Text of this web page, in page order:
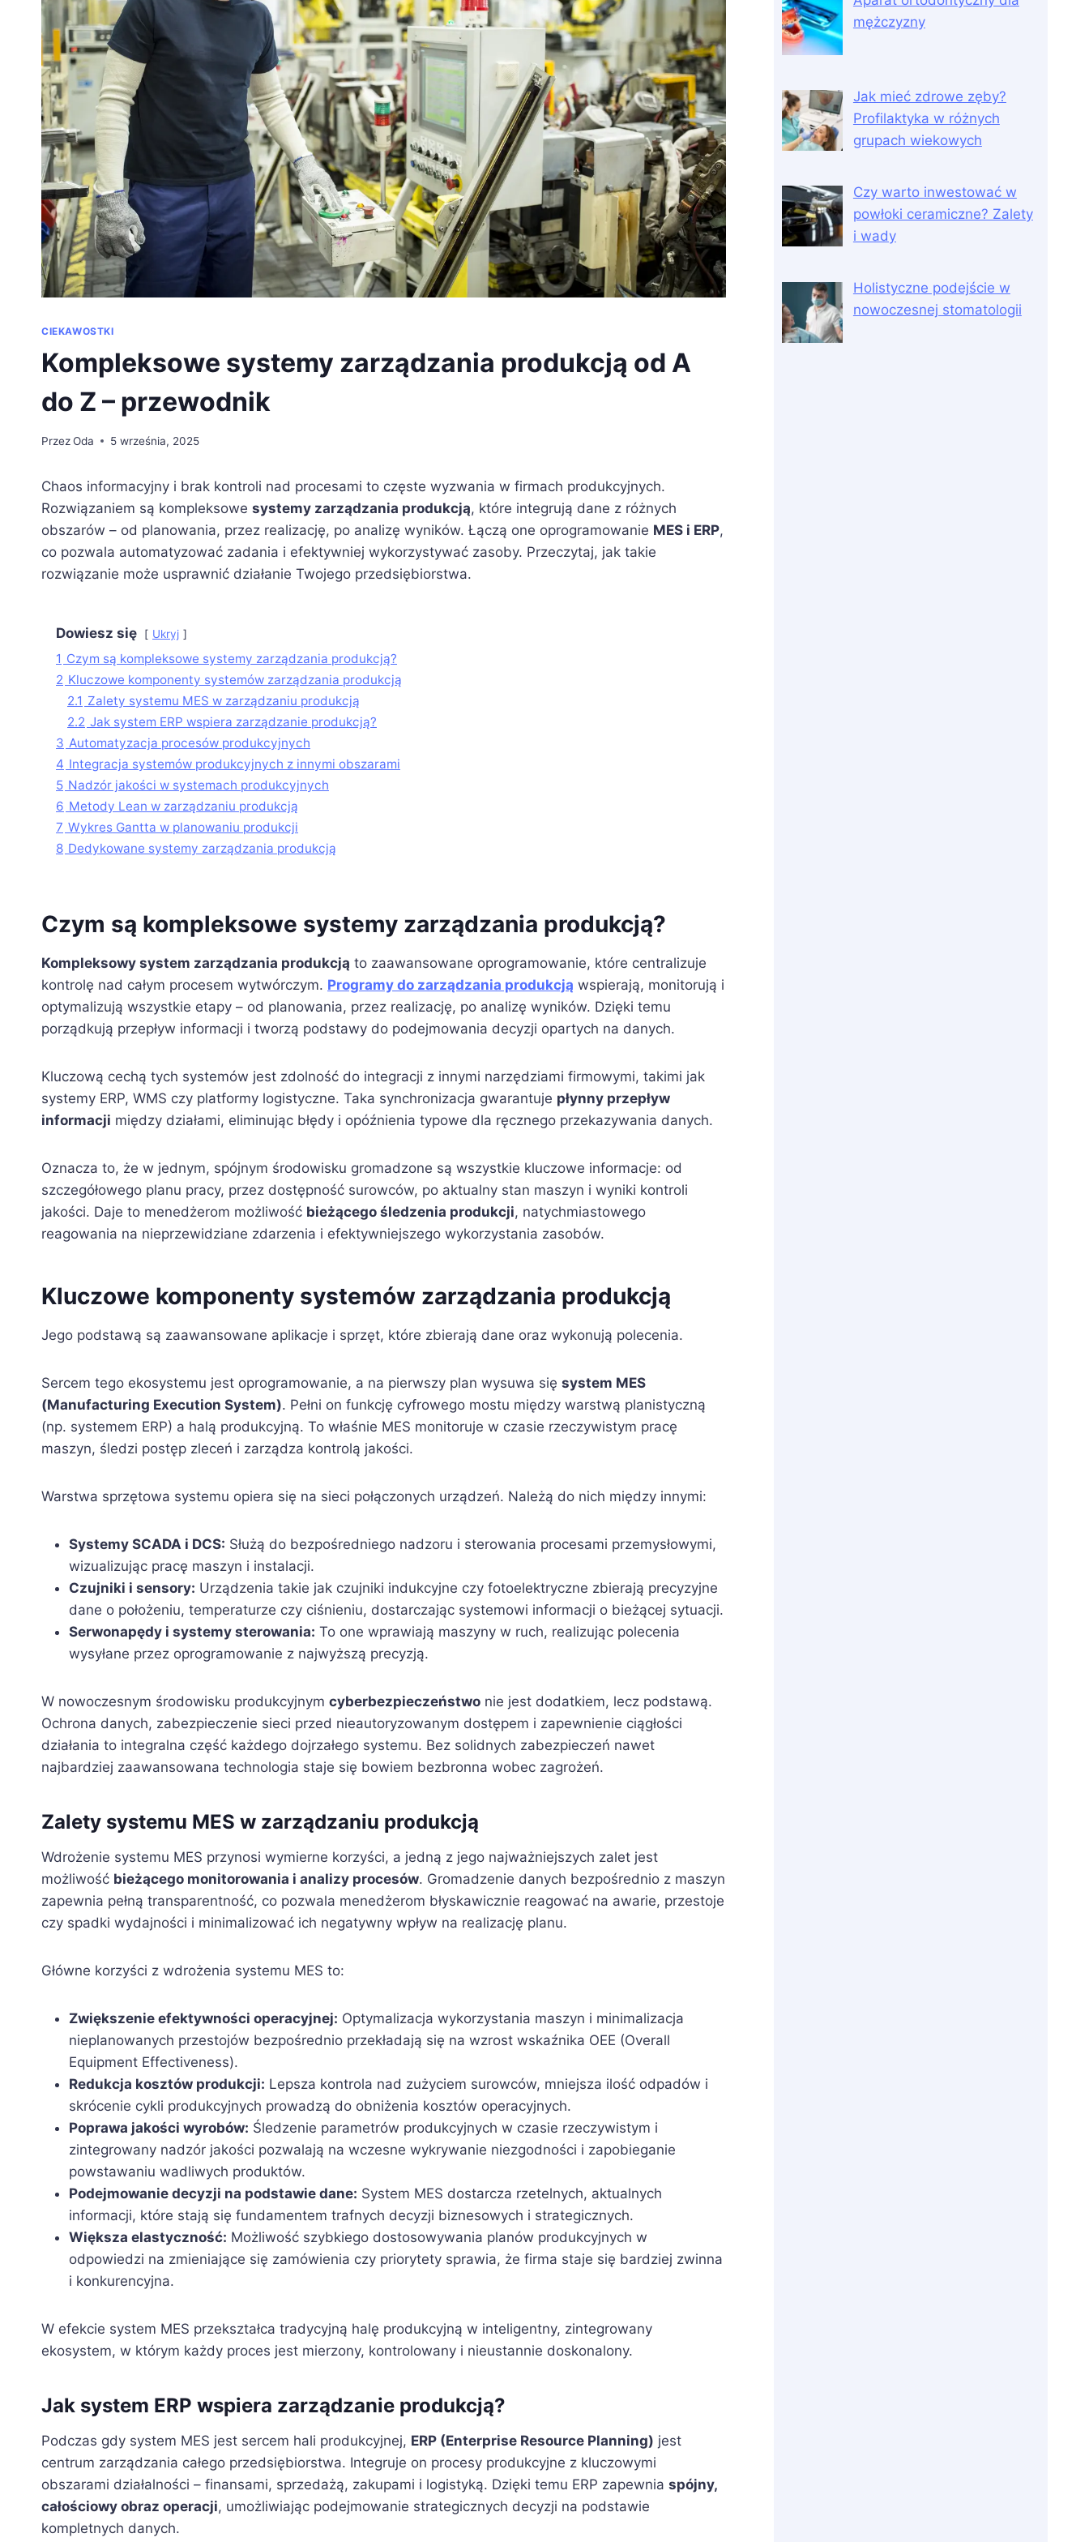
CIEKAWOSTKI
Kompleksowe systemy zarządzania produkcją od A
do Z – przewodnik
PrzezOda 5 września, 2025
Chaos informacyjny i brak kontroli nad procesami to częste wyzwania w firmach produkcyjnych.
Rozwiązaniem są kompleksowe systemy zarządzania produkcją, które integrują dane z różnych
obszarów – od planowania, przez realizację, po analizę wyników. Łączą one oprogramowanie MES i ERP,
co pozwala automatyzować zadania i efektywniej wykorzystywać zasoby. Przeczytaj, jak takie
rozwiązanie może usprawnić działanie Twojego przedsiębiorstwa.
Dowiesz się Ukryj
1 Czym są kompleksowe systemy zarządzania produkcją?
2 Kluczowe komponenty systemów zarządzania produkcją
2.1 Zalety systemu MES w zarządzaniu produkcją
2.2 Jak system ERP wspiera zarządzanie produkcją?
3 Automatyzacja procesów produkcyjnych
4 Integracja systemów produkcyjnych z innymi obszarami
5 Nadzór jakości w systemach produkcyjnych
6 Metody Lean w zarządzaniu produkcją
7 Wykres Gantta w planowaniu produkcji
8 Dedykowane systemy zarządzania produkcją
Czym są kompleksowe systemy zarządzania produkcją?
Kompleksowy system zarządzania produkcją to zaawansowane oprogramowanie, które centralizuje
kontrolę nad całym procesem wytwórczym. Programy do zarządzania produkcją wspierają, monitorują i
optymalizują wszystkie etapy – od planowania, przez realizację, po analizę wyników. Dzięki temu
porządkują przepływ informacji i tworzą podstawy do podejmowania decyzji opartych na danych.
Kluczową cechą tych systemów jest zdolność do integracji z innymi narzędziami firmowymi, takimi jak
systemy ERP, WMS czy platformy logistyczne. Taka synchronizacja gwarantuje płynny przepływ
informacji między działami, eliminując błędy i opóźnienia typowe dla ręcznego przekazywania danych.
Oznacza to, że w jednym, spójnym środowisku gromadzone są wszystkie kluczowe informacje: od
szczegółowego planu pracy, przez dostępność surowców, po aktualny stan maszyn i wyniki kontroli
jakości. Daje to menedżerom możliwość bieżącego śledzenia produkcji, natychmiastowego
reagowania na nieprzewidziane zdarzenia i efektywniejszego wykorzystania zasobów.
Kluczowe komponenty systemów zarządzania produkcją
Jego podstawą są zaawansowane aplikacje i sprzęt, które zbierają dane oraz wykonują polecenia.
Sercem tego ekosystemu jest oprogramowanie, a na pierwszy plan wysuwa się system MES
(Manufacturing Execution System). Pełni on funkcję cyfrowego mostu między warstwą planistyczną
(np. systemem ERP) a halą produkcyjną. To właśnie MES monitoruje w czasie rzeczywistym pracę
maszyn, śledzi postęp zleceń i zarządza kontrolą jakości.
Warstwa sprzętowa systemu opiera się na sieci połączonych urządzeń. Należą do nich między innymi:
Systemy SCADA i DCS: Służą do bezpośredniego nadzoru i sterowania procesami przemysłowymi,
wizualizując pracę maszyn i instalacji.
Czujniki i sensory: Urządzenia takie jak czujniki indukcyjne czy fotoelektryczne zbierają precyzyjne
dane o położeniu, temperaturze czy ciśnieniu, dostarczając systemowi informacji o bieżącej sytuacji.
Serwonapędy i systemy sterowania: To one wprawiają maszyny w ruch, realizując polecenia
wysyłane przez oprogramowanie z najwyższą precyzją.
W nowoczesnym środowisku produkcyjnym cyberbezpieczeństwo nie jest dodatkiem, lecz podstawą.
Ochrona danych, zabezpieczenie sieci przed nieautoryzowanym dostępem i zapewnienie ciągłości
działania to integralna część każdego dojrzałego systemu. Bez solidnych zabezpieczeń nawet
najbardziej zaawansowana technologia staje się bowiem bezbronna wobec zagrożeń.
Zalety systemu MES w zarządzaniu produkcją
Wdrożenie systemu MES przynosi wymierne korzyści, a jedną z jego najważniejszych zalet jest
możliwość bieżącego monitorowania i analizy procesów. Gromadzenie danych bezpośrednio z maszyn
zapewnia pełną transparentność, co pozwala menedżerom błyskawicznie reagować na awarie, przestoje
czy spadki wydajności i minimalizować ich negatywny wpływ na realizację planu.
Główne korzyści z wdrożenia systemu MES to:
Zwiększenie efektywności operacyjnej: Optymalizacja wykorzystania maszyn i minimalizacja
nieplanowanych przestojów bezpośrednio przekładają się na wzrost wskaźnika OEE (Overall
Equipment Effectiveness).
Redukcja kosztów produkcji: Lepsza kontrola nad zużyciem surowców, mniejsza ilość odpadów i
skrócenie cykli produkcyjnych prowadzą do obniżenia kosztów operacyjnych.
Poprawa jakości wyrobów: Śledzenie parametrów produkcyjnych w czasie rzeczywistym i
zintegrowany nadzór jakości pozwalają na wczesne wykrywanie niezgodności i zapobieganie
powstawaniu wadliwych produktów.
Podejmowanie decyzji na podstawie dane: System MES dostarcza rzetelnych, aktualnych
informacji, które stają się fundamentem trafnych decyzji biznesowych i strategicznych.
Większa elastyczność: Możliwość szybkiego dostosowywania planów produkcyjnych w
odpowiedzi na zmieniające się zamówienia czy priorytety sprawia, że firma staje się bardziej zwinna
i konkurencyjna.
W efekcie system MES przekształca tradycyjną halę produkcyjną w inteligentny, zintegrowany
ekosystem, w którym każdy proces jest mierzony, kontrolowany i nieustannie doskonalony.
Jak system ERP wspiera zarządzanie produkcją?
Podczas gdy system MES jest sercem hali produkcyjnej, ERP (Enterprise Resource Planning) jest
centrum zarządzania całego przedsiębiorstwa. Integruje on procesy produkcyjne z kluczowymi
obszarami działalności – finansami, sprzedażą, zakupami i logistyką. Dzięki temu ERP zapewnia spójny,
całościowy obraz operacji, umożliwiając podejmowanie strategicznych decyzji na podstawie
kompletnych danych.
mężczyzny
Jak mieć zdrowe zęby?
Profilaktyka w różnych
grupach wiekowych
Czy warto inwestować w
powłoki ceramiczne? Zalety
i wady
Holistyczne podejście w
nowoczesnej stomatologii